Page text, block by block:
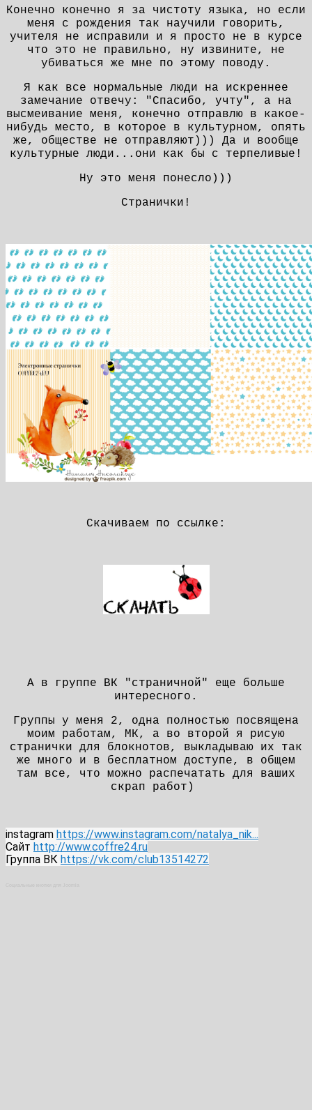
Конечно конечно я за чистоту языка, но если
меня с рождения так научили говорить,
учителя не исправили и я просто не в курсе
что это не правильно, ну извините, не
убиваться же мне по этому поводу.
Я как все нормальные люди на искреннее
замечание отвечу: "Спасибо, учту", а на
высмеивание меня, конечно отправлю в какое-
нибудь место, в которое в культурном, опять
же, обществе не отправляют))) Да и вообще
культурные люди...они как бы с терпеливые!
Ну это меня понесло)))
Странички!
Скачиваем по ссылке:
А в группе ВК "страничной" еще больше
интересного.
Группы у меня 2, одна полностью посвящена
моим работам, МК, а во второй я рисую
странички для блокнотов, выкладываю их так
же много и в бесплатном доступе, в общем
там все, что можно распечатать для ваших
скрап работ)
instagram https://www.instagram.com/natalya_nik...
Сайт http://www.coffre24.ru
Группа ВК https://vk.com/club13514272